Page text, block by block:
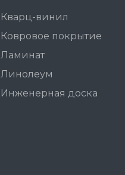
Кварц-винил
Ковровое покрытие
Ламинат
Линолеум
Инженерная доска